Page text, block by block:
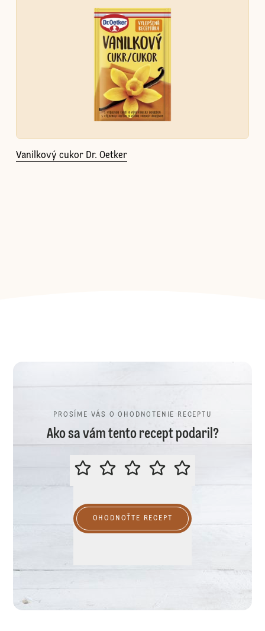
Vanilkový cukor Dr. Oetker
PROSÍME VÁS O OHODNOTENIE RECEPTU
Ako sa vám tento recept podaril?
PROSÍME VÁS O OHODNOTENIE
OHODNOŤTE RECEPT